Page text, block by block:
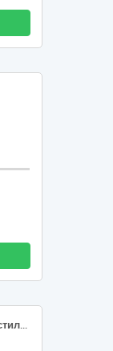
ДК 021:2015 код 09130000-9 Нафта і дистиляти (Поставка дизельного палива для філії "Каскад Київських ГЕС і ГАЕС" ПрАТ "Укргідроенерго")